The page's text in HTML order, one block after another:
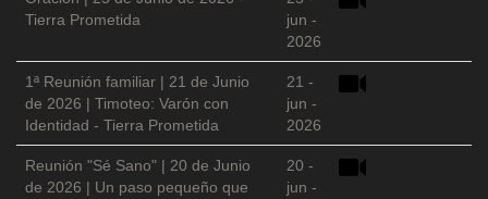
Tierra Prometida
jun -
2026
1ª Reunión familiar | 21 de Junio
de 2026 | Timoteo: Varón con
Identidad - Tierra Prometida
21 -
jun -
2026
Reunión "Sé Sano" | 20 de Junio
de 2026 | Un paso pequeño que
20 -
jun -